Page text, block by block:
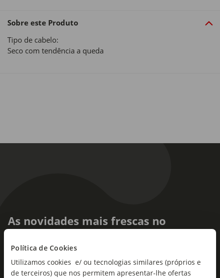
Política de Cookies
Utilizamos cookies e/ ou tecnologias similares (próprios e
de terceiros) que nos permitem apresentar-lhe ofertas
Sobre este Produto
Tipo de cabelo:
Seco com tendência a queda
As novidades mais frescas no
ofertas e novidades para si.